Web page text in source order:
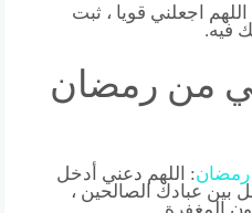
اللهم اجعلني قويا ، ثبت
فيه.
من رمضان
رمضان: اللهم دعني أدخل
بين عبادك الصالحين ،
المغفرة.